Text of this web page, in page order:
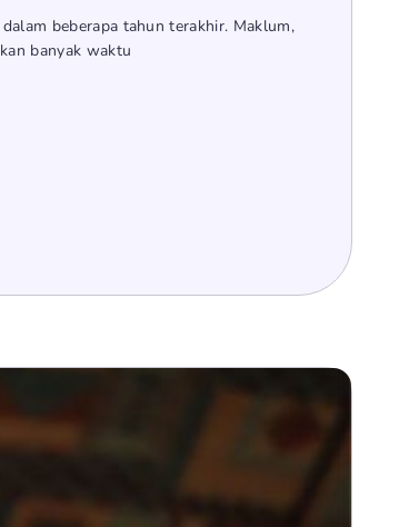
beberapa tahun terakhir. Maklum,
banyak waktu